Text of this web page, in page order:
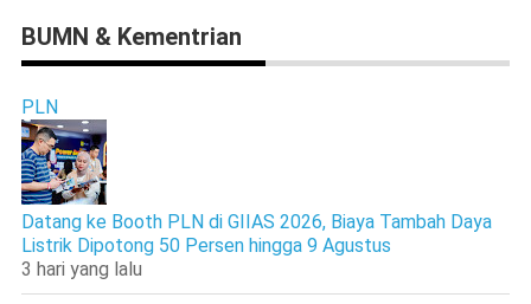
BUMN & Kementrian
PLN
Datang ke Booth PLN di GIIAS 2026, Biaya Tambah Daya
Listrik Dipotong 50 Persen hingga 9 Agustus
3 hari yang lalu